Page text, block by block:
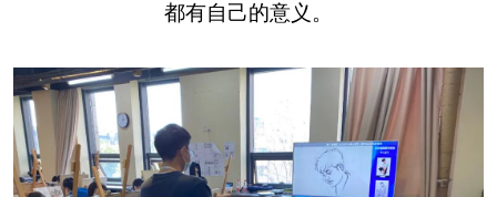
都有自己的意义。